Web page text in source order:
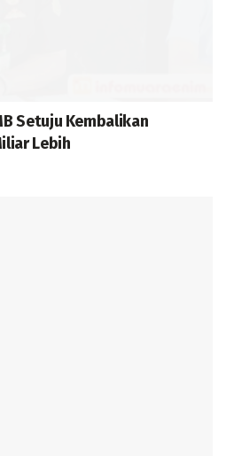
Setuju Kembalikan
Lebih